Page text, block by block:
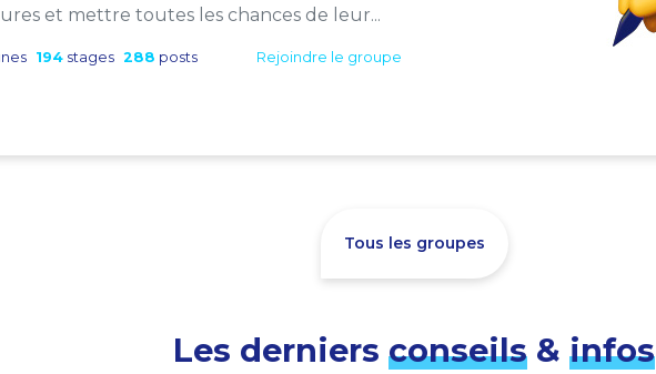
et mettre toutes les chances de leur...
194 stages 288 posts Rejoindre le groupe
Tous les groupes
Les derniers conseils & infos